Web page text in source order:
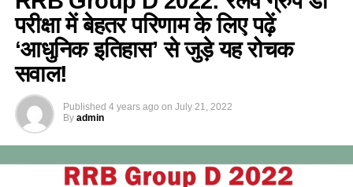
परीक्षा में बेहतर परिणाम के लिए पढ़ें
‘आधुनिक इतिहास’ से जुड़े यह रोचक
सवाल!
Published 4 years ago on July 21, 2022
By admin